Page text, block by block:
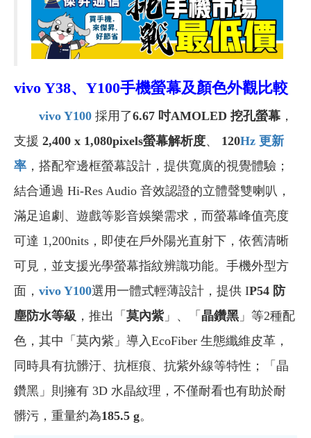
vivo Y38、Y100手機螢幕及顏色外觀比較
vivo Y100 採用了6.67 吋AMOLED 挖孔螢幕 ，
支援 2,400 x 1,080pixels螢幕解析度、 120Hz 更新
率 ，搭配窄邊框螢幕設計，提供寬廣的視覺體驗；
結合通過 Hi-Res Audio 音效認證的立體聲雙喇叭，
滿足追劇、遊戲等影音娛樂需求，而螢幕峰值亮度
可達 1,200nits，即使在戶外陽光直射下，依舊清晰
可見，並支援光學螢幕指紋辨識功能。手機外型方
面， vivo Y100選用一體式輕薄設計，提供 IP54 防
塵防水等級 ，推出「 莫內紫」、「 晶鑽黑 」等2種配
色，其中「莫內紫」導入EcoFiber 生態纖維皮革，
同時具有抗髒汙、抗框痕、抗紫外線等特性；「晶
鑽黑」則擁有 3D 水晶紋理，不僅耐看也有助於耐
髒污，重量約為185.5 g。